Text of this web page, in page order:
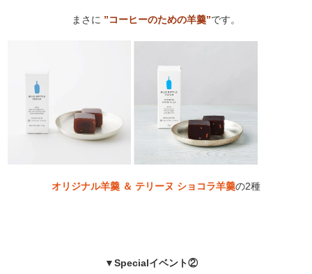
まさに ”コーヒーのための羊羹”です。
オリジナル羊羹 ＆ テリーヌ ショコラ羊羹の2種
▼Specialイベント②